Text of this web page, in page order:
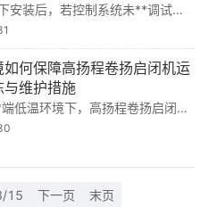
安装后，若控制系统未**调试，*
不同步、密封失效或设备过载。
水利工程金属结构设计与现场安
合多个大型项目实践，本文聚···
如何保障高扬程卷扬启闭机运
与维护措施
低温环境下，高扬程卷扬启闭机
门启闭、弧形闸门操作及水利枢
闸闸门控制的核心动力装置。基
15 下一页 末页